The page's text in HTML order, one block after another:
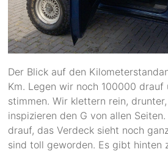
Der Blick auf den
Km. Legen wir noch 100000
stimmen. Wir klettern rein,
inspizieren den G von allen Seiten.
drauf, das Verdeck sieht noch
sind toll geworden. Es gibt hinten